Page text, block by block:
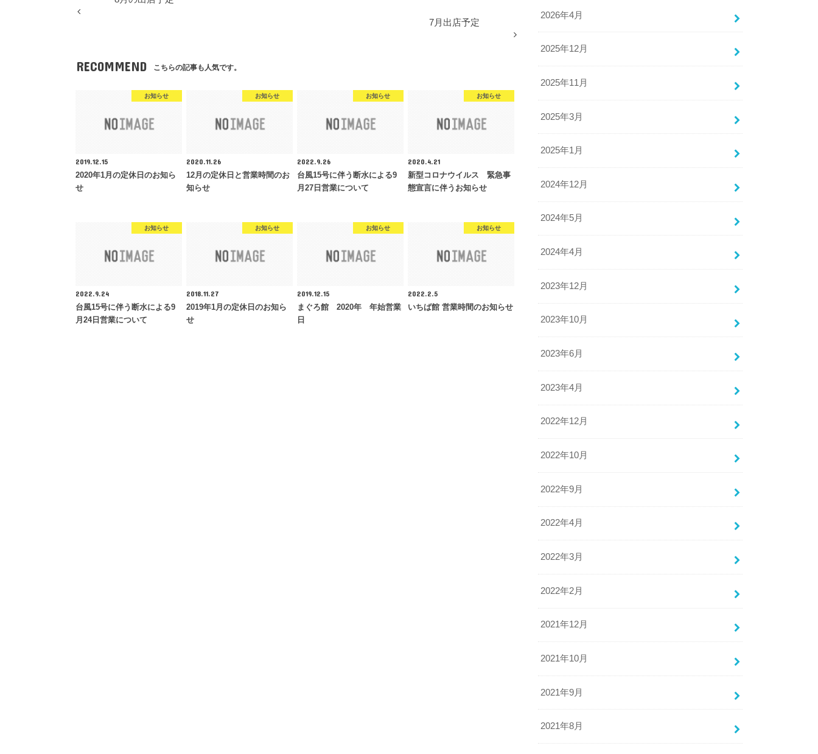
7月出店予定
RECOMMEND こちらの記事も人気です。
お知らせ
2019.12.15
2020年1月の定休日のお知ら
せ
お知らせ
2020.11.26
12月の定休日と営業時間のお
知らせ
お知らせ
2022.9.26
台風15号に伴う断水による9
月27日営業について
お知らせ
2020.4.21
新型コロナウイルス 緊急事
態宣言に伴うお知らせ
お知らせ
2022.9.24
台風15号に伴う断水による9
月24日営業について
お知らせ
2018.11.27
2019年1月の定休日のお知ら
せ
お知らせ
2019.12.15
まぐろ館 2020年 年始営業
日
お知らせ
2022.2.5
いちば館 営業時間のお知らせ
2026年4月
2025年12月
2025年11月
2025年3月
2025年1月
2024年12月
2024年5月
2024年4月
2023年12月
2023年10月
2023年6月
2023年4月
2022年12月
2022年10月
2022年9月
2022年4月
2022年3月
2022年2月
2021年12月
2021年10月
2021年9月
2021年8月